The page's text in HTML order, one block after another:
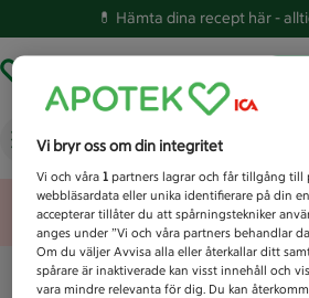
💊 Hämta dina recept här -
Vad letar du efter idag?
Unknown error
Vi bryr oss om din integritet
Vi och våra1 partners lagrar och får tillgång till
webbläsardata eller unika identifierare på din
accepterar tillåter du att spårningstekniker
anges under ”Vi och våra partners behandlar
Om du väljer Avvisa alla eller återkallar ditt
spårare är inaktiverade kan visst innehåll och
vara mindre relevanta för dig. Du kan